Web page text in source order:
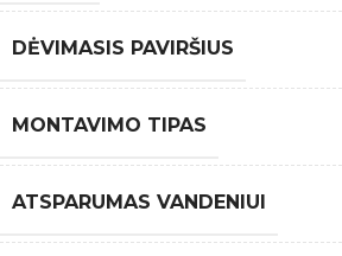
DĖVIMASIS PAVIRŠIUS
MONTAVIMO TIPAS
ATSPARUMAS VANDENIUI